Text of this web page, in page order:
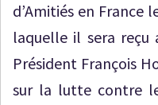
d’Amitiés en France
laquelle il sera reçu
Président François
sur la lutte contre